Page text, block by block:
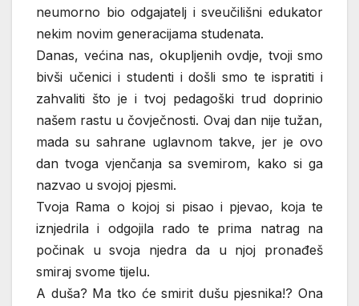
neumorno bio odgajatelj i sveučilišni edukator
nekim novim generacijama studenata.
Danas, većina nas, okupljenih ovdje, tvoji smo
bivši učenici i studenti i došli smo te ispratiti i
zahvaliti što je i tvoj pedagoški trud doprinio
našem rastu u čovječnosti. Ovaj dan nije tužan,
mada su sahrane uglavnom takve, jer je ovo
dan tvoga vjenčanja sa svemirom, kako si ga
nazvao u svojoj pjesmi.
Tvoja Rama o kojoj si pisao i pjevao, koja te
iznjedrila i odgojila rado te prima natrag na
počinak u svoja njedra da u njoj pronađeš
smiraj svome tijelu.
A duša? Ma tko će smirit dušu pjesnika!? Ona